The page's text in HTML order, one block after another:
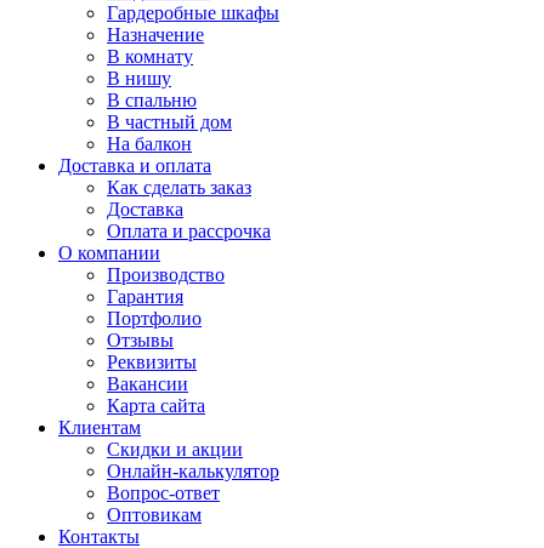
Гардеробные шкафы
Назначение
В комнату
В нишу
В спальню
В частный дом
На балкон
Доставка и оплата
Как сделать заказ
Доставка
Оплата и рассрочка
О компании
Производство
Гарантия
Портфолио
Отзывы
Реквизиты
Вакансии
Карта сайта
Клиентам
Скидки и акции
Онлайн-калькулятор
Вопрос-ответ
Оптовикам
Контакты